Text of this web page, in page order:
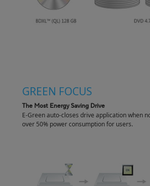
GREEN FOCUS
The Most Energy Saving Drive
E-Green auto-closes drive application when
over 50% power consumption for users.